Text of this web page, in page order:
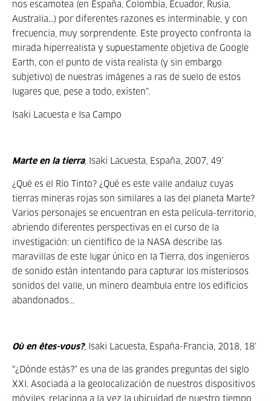
nos escamotea (en España, Colombia, Ecuador, Rusia,
Australia…) por diferentes razones es interminable, y con
frecuencia, muy sorprendente. Este proyecto confronta la
mirada hiperrealista y supuestamente objetiva de Google
Earth, con el punto de vista realista (y sin embargo
subjetivo) de nuestras imágenes a ras de suelo de estos
lugares que, pese a todo, existen”.
Isaki Lacuesta e Isa Campo
Marte en la tierra, Isaki Lacuesta, España, 2007, 49’
¿Qué es el Río Tinto? ¿Qué es este valle andaluz cuyas
tierras mineras rojas son similares a las del planeta Marte?
Varios personajes se encuentran en esta película-territorio,
abriendo diferentes perspectivas en el curso de la
investigación: un científico de la NASA describe las
maravillas de este lugar único en la Tierra, dos ingenieros
de sonido están intentando para capturar los misteriosos
sonidos del valle, un minero deambula entre los edificios
abandonados...
Où en êtes-vous?, Isaki Lacuesta, España-Francia, 2018, 18'
“¿Dónde estás?” es una de las grandes preguntas del siglo
XXI. Asociada a la geolocalización de nuestros dispositivos
móviles, relaciona a la vez la ubicuidad de nuestro tiempo